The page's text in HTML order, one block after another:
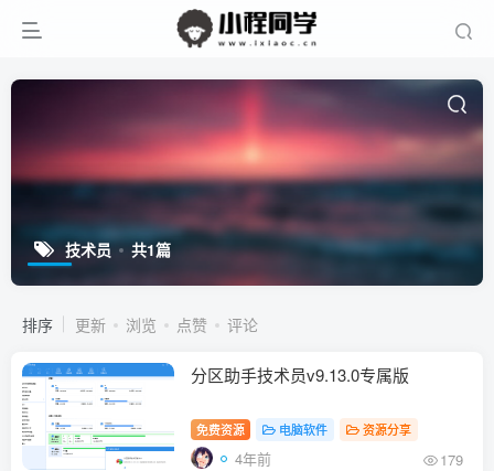
技术员 共1篇
排序 更新 浏览 点赞 评论
分区助手技术员v9.13.0专属版
免费资源 电脑软件 资源分享
4年前 179